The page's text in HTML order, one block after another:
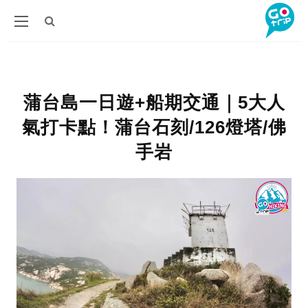
蒲台島一日遊+船期交通｜5大人
氣打卡點！蒲台石刻/126燈塔/佛
手岩